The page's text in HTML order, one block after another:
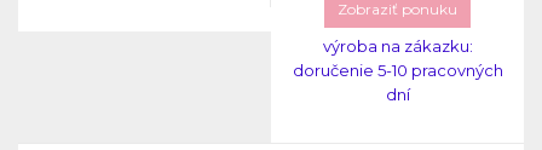
Zobraziť ponuku
výroba na zákazku:
doručenie 5-10 pracovných
dní